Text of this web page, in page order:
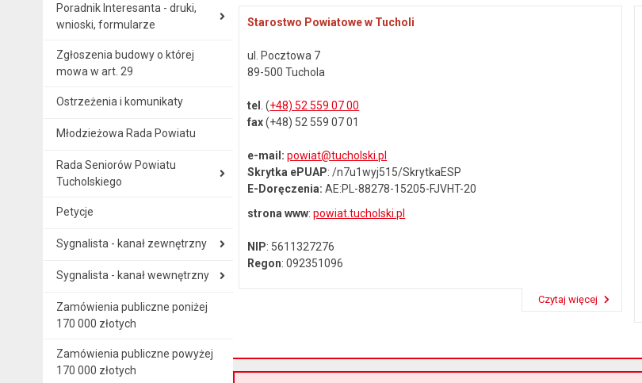
Poradnik Interesanta - druki,
wnioski, formularze
Zgłoszenia budowy o której
mowa w art. 29
Ostrzeżenia i komunikaty
Młodzieżowa Rada Powiatu
Rada Seniorów Powiatu
Tucholskiego
Petycje
Sygnalista - kanał zewnętrzny
Sygnalista - kanał wewnętrzny
Zamówienia publiczne poniżej
170 000 złotych
Zamówienia publiczne powyżej
170 000 złotych
Starostwo Powiatowe w Tucholi
ul. Pocztowa 7
89-500 Tuchola
tel . (+48) 52 559 07 00
fax(+48) 52 559 07 01
e-mail:powiat@tucholski.pl
Skrytka ePUAP: /n7u1wyj515/SkrytkaESP
E-Doręczenia:AE:PL-88278-15205-FJVHT-20
strona www:powiat.tucholski.pl
NIP: 5611327276
Regon: 092351096
Czytaj więcej